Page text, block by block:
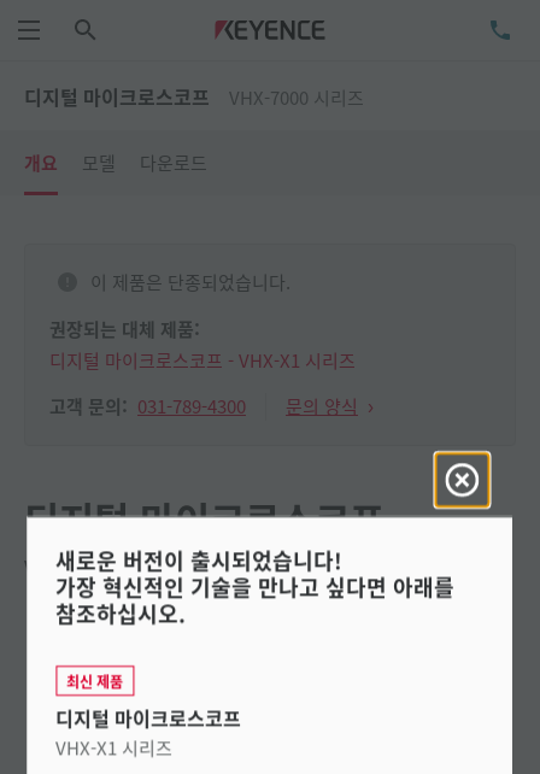
메뉴
디지털 마이크로스코프 VHX-7000 시리즈
개요 모델 다운로드
이 제품은 단종되었습니다.
권장되는 대체 제품:
디지털 마이크로스코프 - VHX-X1 시리즈
고객 문의: 031-789-4300 문의 양식
디지털 마이크로스코프
VHX-7000 시리즈
새로운 버전이 출시되었습니다!
가장 혁신적인 기술을 만나고 싶다면 아래를
참조하십시오.
최신 제품
디지털 마이크로스코프
VHX-X1 시리즈